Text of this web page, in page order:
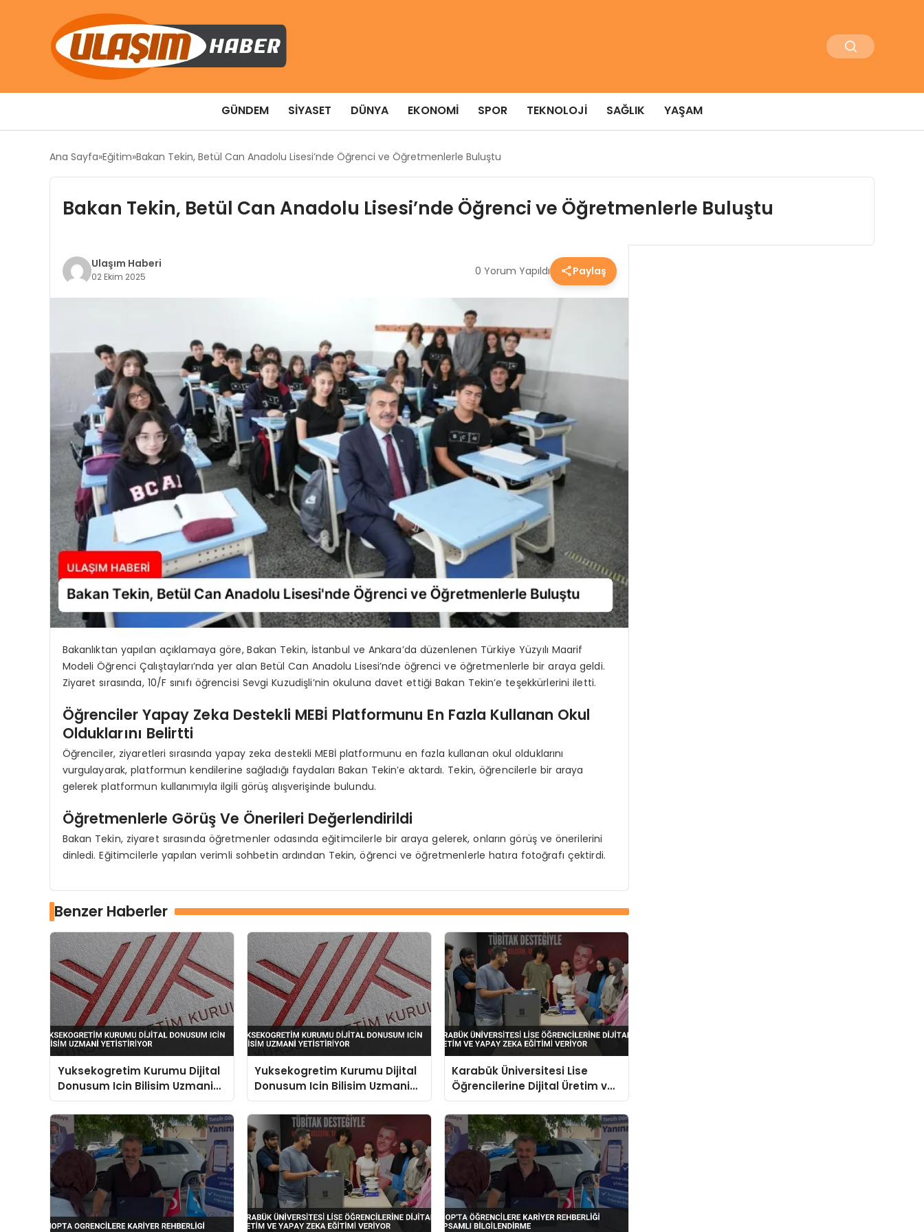
GÜNDEM SIYASET DÜNYA EKONOMI SPOR TEKNOLOJI SAĞLIK YAŞAM
Ana Sayfa Eğitim Bakan Tekin, Betül Can Anadolu Lisesi’nde Öğrenci ve Öğretmenlerle Buluştu
Bakan Tekin, Betül Can Anadolu Lisesi’nde Öğrenci ve Öğretmenlerle Buluştu
Ulaşım Haberi
02 Ekim 2025 0 Yorum Yapıldı Paylaş
Bakanlıktan yapılan açıklamaya göre, Bakan Tekin, İstanbul ve Ankara’da düzenlenen Türkiye Yüzyılı Maarif
Modeli Öğrenci Çalıştayları’nda yer alan Betül Can Anadolu Lisesi’nde öğrenci ve öğretmenlerle bir araya geldi.
Ziyaret sırasında, 10/F sınıfı öğrencisi Sevgi Kuzudişli’nin okuluna davet ettiği Bakan Tekin’e teşekkürlerini iletti.
Öğrenciler Yapay Zeka Destekli MEBİ Platformunu En Fazla Kullanan Okul
Olduklarını Belirtti
Öğrenciler, ziyaretleri sırasında yapay zeka destekli MEBİ platformunu en fazla kullanan okul olduklarını
vurgulayarak, platformun kendilerine sağladığı faydaları Bakan Tekin’e aktardı. Tekin, öğrencilerle bir araya
gelerek platformun kullanımıyla ilgili görüş alışverişinde bulundu.
Öğretmenlerle Görüş Ve Önerileri Değerlendirildi
Bakan Tekin, ziyaret sırasında öğretmenler odasında eğitimcilerle bir araya gelerek, onların görüş ve önerilerini
dinledi. Eğitimcilerle yapılan verimli sohbetin ardından Tekin, öğrenci ve öğretmenlerle hatıra fotoğrafı çektirdi.
Benzer Haberler
Yuksekogretim Kurumu Dijital
Donusum Icin Bilisim Uzmani
Yetistiriyor
Yuksekogretim Kurumu Dijital
Donusum Icin Bilisim Uzmani
Yetistiriyor
Karabük Üniversitesi Lise
Öğrencilerine Dijital Üretim ve
Yapay Zeka Eğitimi Veriyor